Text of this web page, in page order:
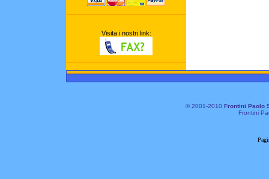
Visita i nostri link:
© 2001-2010 Frontini Paolo
Frontini